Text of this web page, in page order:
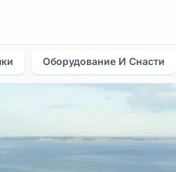
Оборудование И Снасти